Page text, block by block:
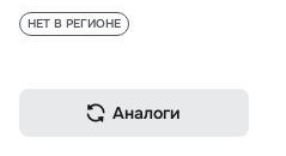
НЕТ В РЕГИОНЕ
Аналоги